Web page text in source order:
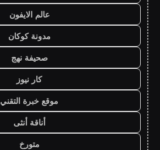
عالم الايفون
مدونة كوكان
صحيفة نهج
كار نيوز
موقع خبرة التقني
أناقة أنثى
متورخ